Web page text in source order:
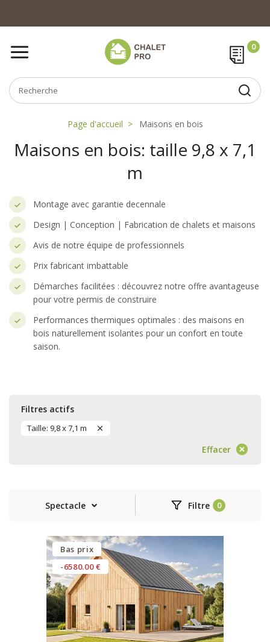
Page d'accueil Maisons en bois
Maisons en bois: taille 9,8 x 7,1
m
Montage avec garantie decennale
Design | Conception | Fabrication de chalets et maisons
Avis de notre équipe de professionnels
Prix fabricant imbattable
Démarches facilitées : découvrez notre offre avantageuse
pour votre permis de construire
Performances thermiques optimales : des maisons en
bois naturellement isolantes pour un confort en toute
saison.
Filtres actifs
Taille: 9,8 x 7,1 m
Effacer
Spectacle Filtre
Bas prix
-6580.00 €